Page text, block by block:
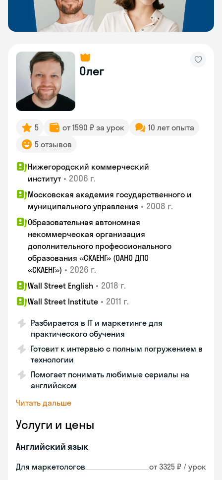
Олег
5 от 1590 ₽ за урок
10 лет опыта
5 отзывов
Нижегородский коммерческий
институт • 2006 г.
Московская академия государственного и
муниципального управления • 2008 г.
Образовательная автономная
некоммерческая организация
дополнительного профессионального
образования «СКАЕНГ» (ОАНО ДПО
«СКАЕНГ») • 2026 г.
Wall Street English • 2018 г.
Wall Street Institute • 2011 г.
Разбирается в IT и маркетинге для
практического обучения
Готовит к интервью с полным погружением в
технологии
Помогает понимать любимые сериалы на
английском
Читать дальше
Услуги и цены
Английский язык
Для маркетологов от 3325 ₽ / урок